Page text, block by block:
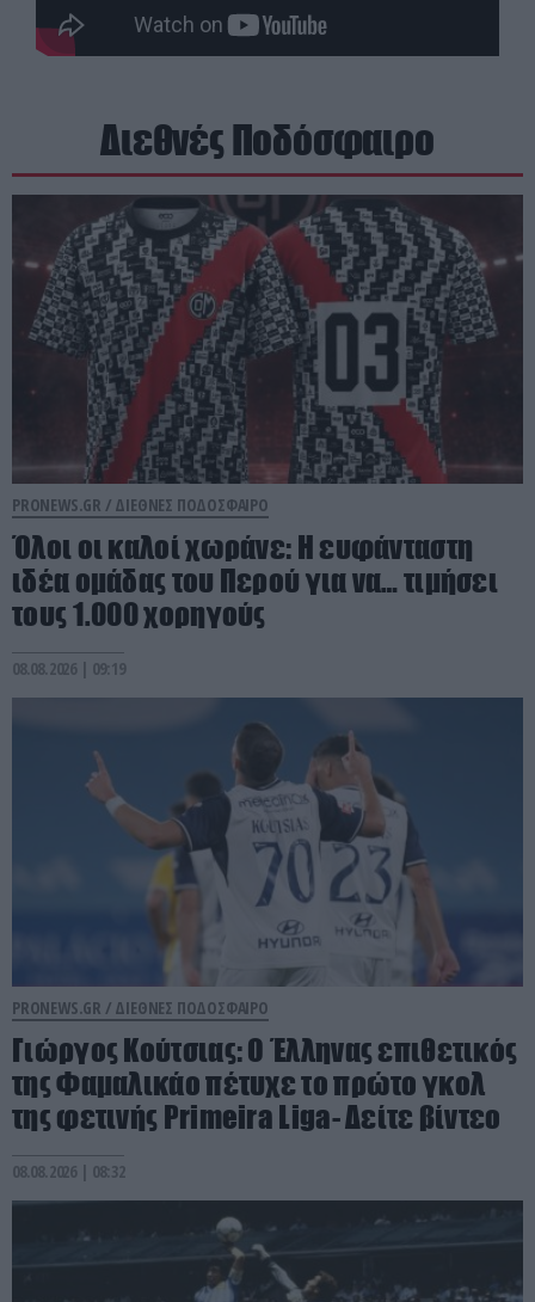
Διεθνές Ποδόσφαιρο
PRONEWS.GR / ΔΙΕΘΝΕΣ ΠΟΔΟΣΦΑΙΡΟ
Όλοι οι καλοί χωράνε: Η ευφάνταστη
ιδέα ομάδας του Περού για να… τιμήσει
τους 1.000 χορηγούς
08.08.2026 | 09:19
PRONEWS.GR / ΔΙΕΘΝΕΣ ΠΟΔΟΣΦΑΙΡΟ
Γιώργος Κούτσιας: Ο Έλληνας επιθετικός
της Φαμαλικάο πέτυχε το πρώτο γκολ
της φετινής Primeira Liga- Δείτε βίντεο
08.08.2026 | 08:32